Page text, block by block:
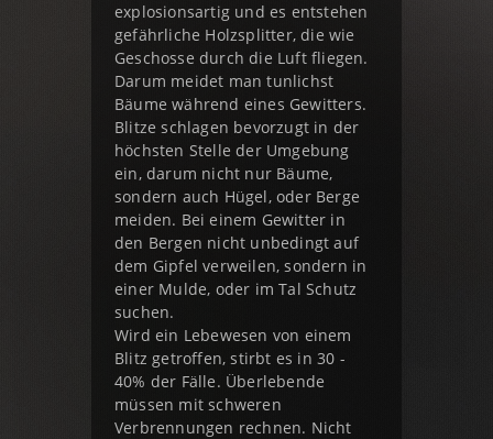
explosionsartig und es entstehen
gefährliche Holzsplitter, die wie
Geschosse durch die Luft fliegen.
Darum meidet man tunlichst
Bäume während eines Gewitters.
Blitze schlagen bevorzugt in der
höchsten Stelle der Umgebung
ein, darum nicht nur Bäume,
sondern auch Hügel, oder Berge
meiden. Bei einem Gewitter in
den Bergen nicht unbedingt auf
dem Gipfel verweilen, sondern in
einer Mulde, oder im Tal Schutz
suchen.
Wird ein Lebewesen von einem
Blitz getroffen, stirbt es in 30 -
40% der Fälle. Überlebende
müssen mit schweren
Verbrennungen rechnen. Nicht